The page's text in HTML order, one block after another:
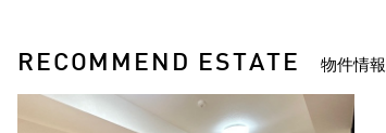
RECOMMEND ESTATE 物件情報